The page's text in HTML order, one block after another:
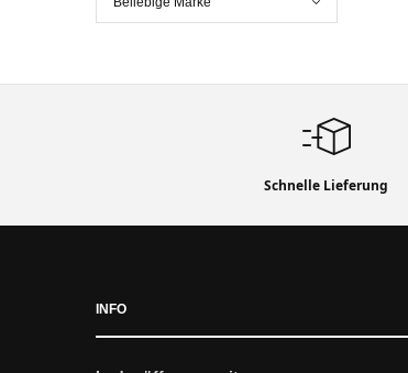
Schnelle Lieferung
INFO